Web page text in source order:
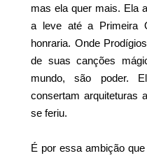
mas ela quer mais. Ela
a leve até a Primeira
honraria. Onde
de suas canções
mundo, são poder.
consertam arquiteturas
se feriu.
É por essa ambição